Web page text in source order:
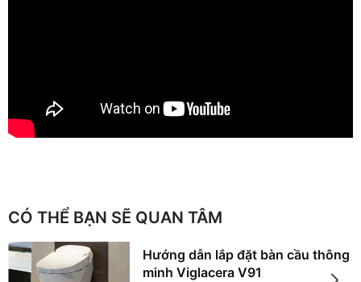
CÓ THỂ BẠN SẼ QUAN TÂM
Hướng dẫn lắp đặt bàn cầu thông
minh Viglacera V91